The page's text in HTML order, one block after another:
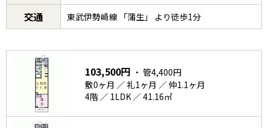
交通 東武伊勢崎線 「蒲生」 より徒歩1分
103,500円 ・ 管4,400円
敷0ヶ月 ／ 礼1ヶ月 ／ 仲1.1ヶ月
4階 ／ 1LDK ／ 41.16㎡